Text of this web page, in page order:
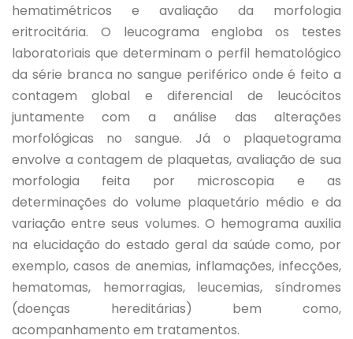
hematimétricos e avaliação da morfologia
eritrocitária. O leucograma engloba os testes
laboratoriais que determinam o perfil hematológico
da série branca no sangue periférico onde é feito a
contagem global e diferencial de leucócitos
juntamente com a análise das alterações
morfológicas no sangue. Já o plaquetograma
envolve a contagem de plaquetas, avaliação de sua
morfologia feita por microscopia e as
determinações do volume plaquetário médio e da
variação entre seus volumes. O hemograma auxilia
na elucidação do estado geral da saúde como, por
exemplo, casos de anemias, inflamações, infecções,
hematomas, hemorragias, leucemias, síndromes
(doenças hereditárias) bem como,
acompanhamento em tratamentos.